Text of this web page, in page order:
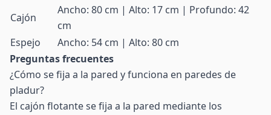
Cajón
Ancho: 80 cm | Alto: 17 cm | Profundo: 42
cm
Espejo
Ancho: 54 cm | Alto: 80 cm
Preguntas frecuentes
¿Cómo se fija a la pared y funciona en paredes de
pladur?
El cajón flotante se fija a la pared mediante los